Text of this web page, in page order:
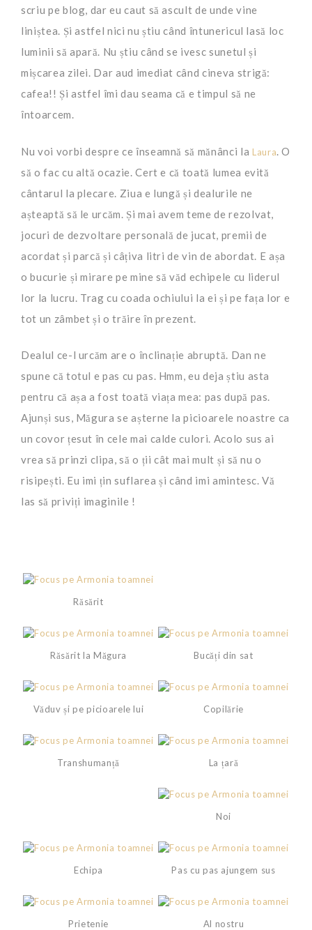
scriu pe blog, dar eu caut să ascult de unde vine
liniștea. Și astfel nici nu știu când întunericul lasă loc
luminii să apară. Nu știu când se ivesc sunetul și
mișcarea zilei. Dar aud imediat când cineva strigă:
cafea!! Și astfel îmi dau seama că e timpul să ne
întoarcem.
Nu voi vorbi despre ce înseamnă să mănânci la Laura . O
să o fac cu altă ocazie. Cert e că toată lumea evită
cântarul la plecare. Ziua e lungă și dealurile ne
așteaptă să le urcăm. Și mai avem teme de rezolvat,
jocuri de dezvoltare personală de jucat, premii de
acordat și parcă și câțiva litri de vin de abordat. E așa
o bucurie și mirare pe mine să văd echipele cu liderul
lor la lucru. Trag cu coada ochiului la ei și pe fața lor e
tot un zâmbet și o trăire în prezent.
Dealul ce-l urcăm are o înclinație abruptă. Dan ne
spune că totul e pas cu pas. Hmm, eu deja știu asta
pentru că așa a fost toată viața mea: pas după pas.
Ajunși sus, Măgura se așterne la picioarele noastre ca
un covor țesut în cele mai calde culori. Acolo sus ai
vrea să prinzi clipa, să o ții cât mai mult și să nu o
risipești. Eu imi țin suflarea și când imi amintesc. Vă
las să priviți imaginile !
Răsărit
Răsărit la Măgura Bucăți din sat
Văduv și pe picioarele lui Copilărie
Transhumanță La țară
Noi
Echipa Pas cu pas ajungem sus
Prietenie Al nostru